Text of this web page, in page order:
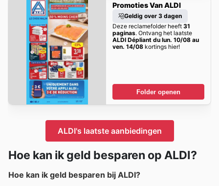
Promoties Van ALDI
Geldig over 3 dagen
Deze reclamefolder heeft 31
paginas. Ontvang het laatste
ALDI Dépliant du lun. 10/08 au
ven. 14/08kortings hier!
Folder openen
ALDI's laatste aanbiedingen
Hoe kan ik geld besparen op ALDI?
Hoe kan ik geld besparen bij ALDI?